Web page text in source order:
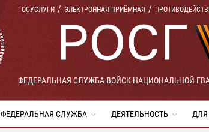
ГОСУСЛУГИ ЭЛЕКТРОННАЯ ПРИЁМНАЯ
ФЕДЕРАЛЬНАЯ СЛУЖБА ВОЙСК НАЦИОНАЛЬНОЙ
ФЕДЕРАЛЬНАЯ СЛУЖБА ДЕЯТЕЛЬНОСТЬ